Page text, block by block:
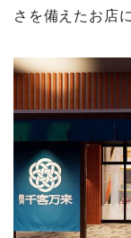
さを備えたお店